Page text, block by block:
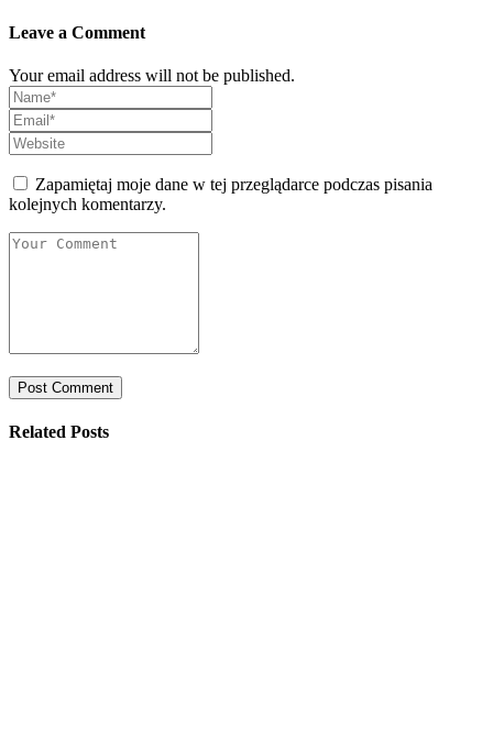
Leave a Comment
Your email address will not be published.
Zapamiętaj moje dane w tej przeglądarce podczas pisania
kolejnych komentarzy.
Related Posts